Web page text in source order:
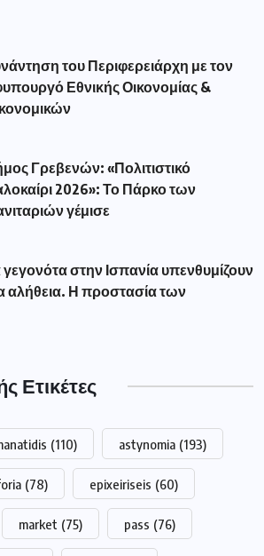
του Περιφερειάρχη με τον
Εθνικής Οικονομίας &
Γρεβενών: «Πολιτιστικό
2026»: Το Πάρκο των
γέμισε
γεγονότα στην Ισπανία υπενθυμίζουν
αλήθεια. Η προστασία των
Ετικέτες
(110) astynomia (193)
(78) epixeiriseis (60)
market (75) pass (76)